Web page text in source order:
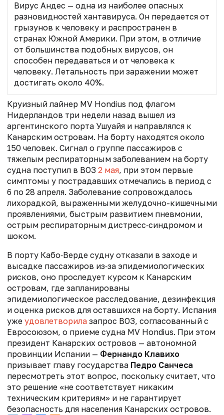
Вирус Андес — одна из наиболее опасных
разновидностей хантавируса. Он передается от
грызунов к человеку и распространен в
странах Южной Америки. При этом, в отличие
от большинства подобных вирусов, он
способен передаваться и от человека к
человеку. Летальность при заражении может
достигать около 40%.
Круизный лайнер MV Hondius под флагом
Нидерландов три недели назад вышел из
аргентинского порта Ушуайя и направлялся к
Канарским островам. На борту находятся около
150 человек. Сигнал о группе пассажиров с
тяжелым респираторным заболеванием на борту
судна поступил в ВОЗ 2 мая, при этом первые
симптомы у пострадавших отмечались в период с
6 по 28 апреля. Заболевание сопровождалось
лихорадкой, выраженными желудочно-кишечными
проявлениями, быстрым развитием пневмонии,
острым респираторным дистресс‑синдромом и
шоком.
В порту Кабо‑Верде судну отказали в заходе и
высадке пассажиров из‑за эпидемиологических
рисков, оно проследует курсом к Канарским
островам, где запланированы
эпидемиологическое расследование, дезинфекция
и оценка рисков для оставшихся на борту. Испания
уже удовлетворила запрос ВОЗ, согласованный с
Евросоюзом, о приеме судна MV Hondius. При этом
президент Канарских островов — автономной
провинции Испании — Фернандо Клавихо
призывает главу государства Педро Санчеса
пересмотреть этот вопрос, поскольку считает, что
это решение «не соответствует никаким
техническим критериям» и не гарантирует
безопасность для населения Канарских островов.